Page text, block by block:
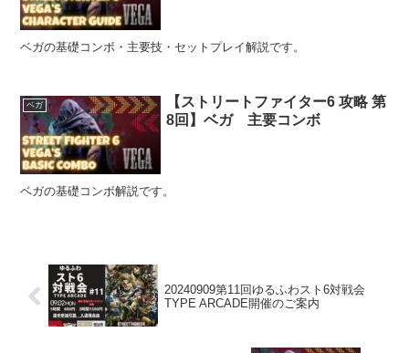
ベガの基礎コンボ・主要技・セットプレイ解説です。
ベガ
【ストリートファイター6 攻略 第
8回】ベガ 主要コンボ
ベガの基礎コンボ解説です。
20240909第11回ゆるふわスト6対戦会
TYPE ARCADE開催のご案内